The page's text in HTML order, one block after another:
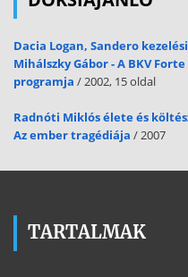
Dacia Logan, Sandero
Mihálszky Gábor - A BKV
programja / 2002, 15 oldal
Radnóti Miklós élete és
Az ember tragédiája / 2007
TARTALMAK